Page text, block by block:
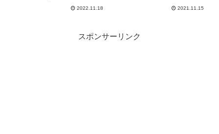
だーちゃんねる -Origami
2022.11.18 2021.11.15
スポンサーリンク